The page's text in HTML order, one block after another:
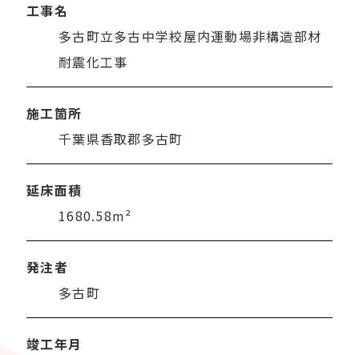
工事名
多古町立多古中学校屋内運動場非構造部材
耐震化工事
施工箇所
千葉県香取郡多古町
延床面積
1680.58m²
発注者
多古町
竣工年月